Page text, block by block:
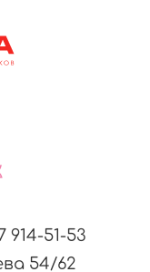
914-51-53
54/62